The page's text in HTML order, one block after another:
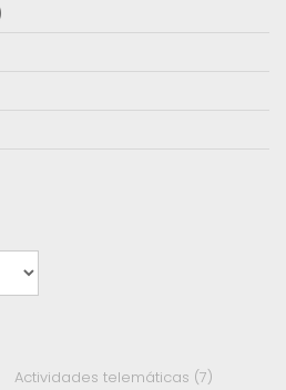
Actividades telemáticas (7)